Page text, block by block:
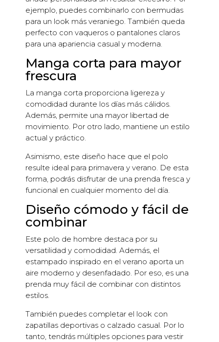
ejemplo, puedes combinarlo con bermudas
para un look más veraniego. También queda
perfecto con vaqueros o pantalones claros
para una apariencia casual y moderna.
Manga corta para mayor
frescura
La manga corta proporciona ligereza y
comodidad durante los días más cálidos.
Además, permite una mayor libertad de
movimiento. Por otro lado, mantiene un estilo
actual y práctico.
Asimismo, este diseño hace que el polo
resulte ideal para primavera y verano. De esta
forma, podrás disfrutar de una prenda fresca y
funcional en cualquier momento del día.
Diseño cómodo y fácil de
combinar
Este polo de hombre destaca por su
versatilidad y comodidad. Además, el
estampado inspirado en el verano aporta un
aire moderno y desenfadado. Por eso, es una
prenda muy fácil de combinar con distintos
estilos.
También puedes completar el look con
zapatillas deportivas o calzado casual. Por lo
tanto, tendrás múltiples opciones para vestir